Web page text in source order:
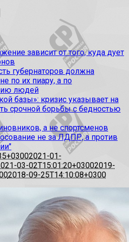
зависит от того, куда дует
губернаторов должна
по их пиару, а по
людей
базы»: кризис указывает на
срочной борьбы с бедностью
а не спортсменов
не за ЛДПР, а против
2021-01-
03-02T15:01:20+03002019-
2018-09-25T14:10:08+0300